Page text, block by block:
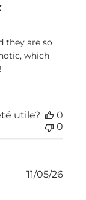
they are so
which
utile?
0
0
Date
11/05/26